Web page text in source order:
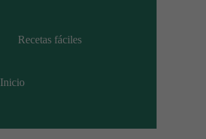
Recetas fáciles
Inicio